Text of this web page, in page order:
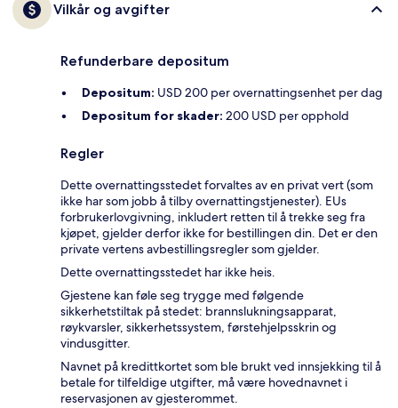
Vilkår og avgifter
Refunderbare depositum
Depositum: USD 200 per overnattingsenhet per dag
Depositum for skader: 200 USD per opphold
Regler
Dette overnattingsstedet forvaltes av en privat vert (som
ikke har som jobb å tilby overnattingstjenester). EUs
forbrukerlovgivning, inkludert retten til å trekke seg fra
kjøpet, gjelder derfor ikke for bestillingen din. Det er den
private vertens avbestillingsregler som gjelder.
Dette overnattingsstedet har ikke heis.
Gjestene kan føle seg trygge med følgende
sikkerhetstiltak på stedet: brannslukningsapparat,
røykvarsler, sikkerhetssystem, førstehjelpsskrin og
vindusgitter.
Navnet på kredittkortet som ble brukt ved innsjekking til å
betale for tilfeldige utgifter, må være hovednavnet i
reservasjonen av gjesterommet.